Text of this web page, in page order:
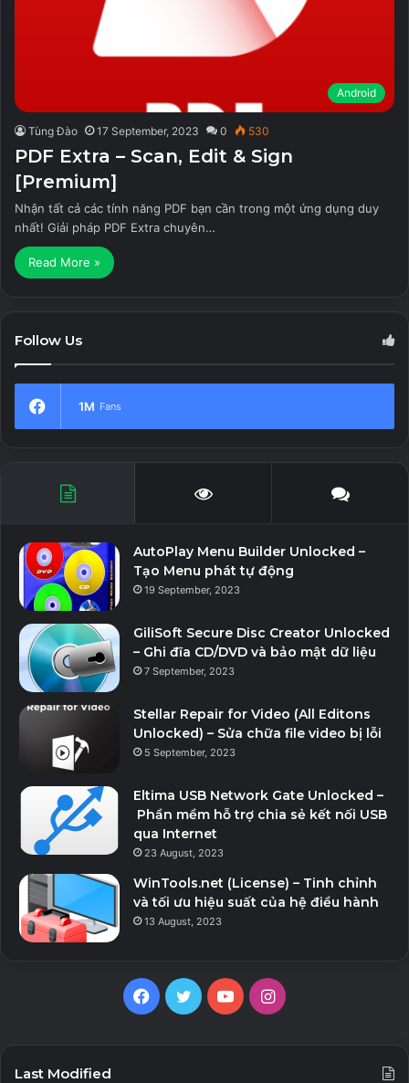
Android
Tùng Đào 17 September, 2023 0 530
PDF Extra – Scan, Edit & Sign
[Premium]
Nhận tất cả các tính năng PDF bạn cần trong một ứng dụng duy
nhất! Giải pháp PDF Extra chuyên…
Read More »
Follow Us
1M Fans
AutoPlay Menu Builder Unlocked –
Tạo Menu phát tự động
19 September, 2023
GiliSoft Secure Disc Creator Unlocked
– Ghi đĩa CD/DVD và bảo mật dữ liệu
7 September, 2023
Stellar Repair for Video (All Editons
Unlocked) – Sửa chữa file video bị lỗi
5 September, 2023
Eltima USB Network Gate Unlocked –
Phần mềm hỗ trợ chia sẻ kết nối USB
qua Internet
23 August, 2023
WinTools.net (License) – Tinh chỉnh
và tối ưu hiệu suất của hệ điều hành
13 August, 2023
F
T
Y
I
Last Modified